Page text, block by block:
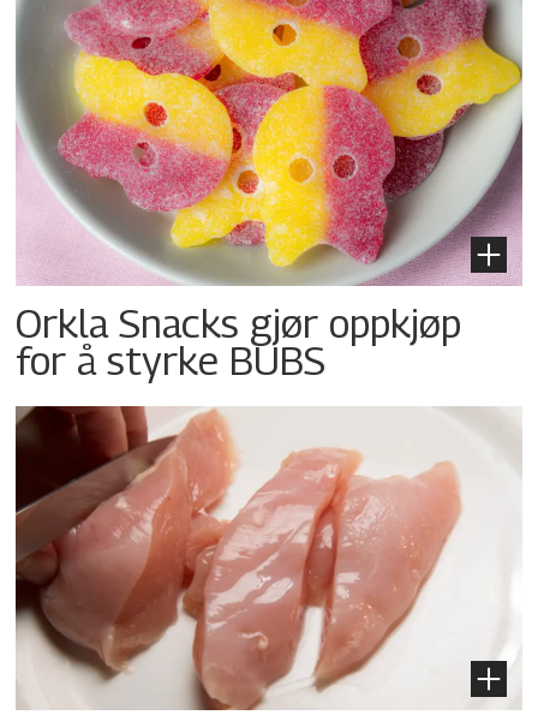
Orkla Snacks gjør oppkjøp
for å styrke BUBS